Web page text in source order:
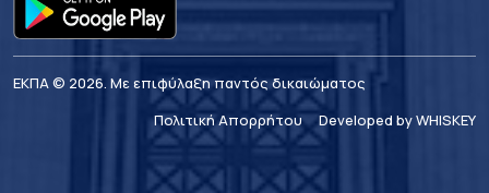
ΕΚΠΑ © 2026. Με επιφύλαξη παντός δικαιώματος
Πολιτική Απορρήτου
Developed by WHISKEY